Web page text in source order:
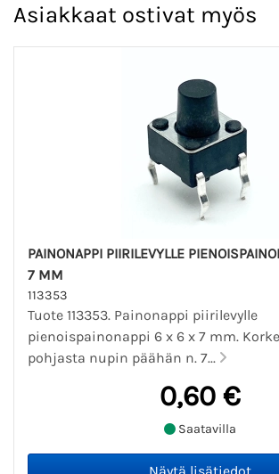
Asiakkaat ostivat myös
PAINONAPPI PIIRILEVYLLE
7 MM
113353
Tuote 113353. Painonappi piirilevylle
pienoispainonappi 6 x 6 x 7 mm.
pohjasta nupin päähän n. 7...
0,60 €
Saatavilla